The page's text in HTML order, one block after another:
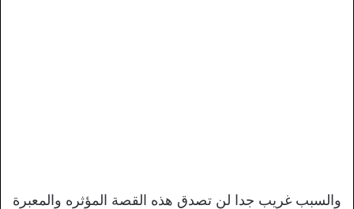
والسبب غريب جدا لن تصدق هذه القصة المؤثره والمعبرة